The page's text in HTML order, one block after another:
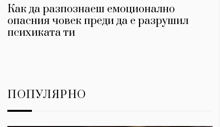
Как да разпознаеш емоционално
опасния човек преди да е разрушил
психиката ти
ПОПУЛЯРНО